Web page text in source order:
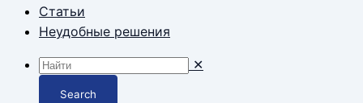
Статьи
Неудобные решения
✕